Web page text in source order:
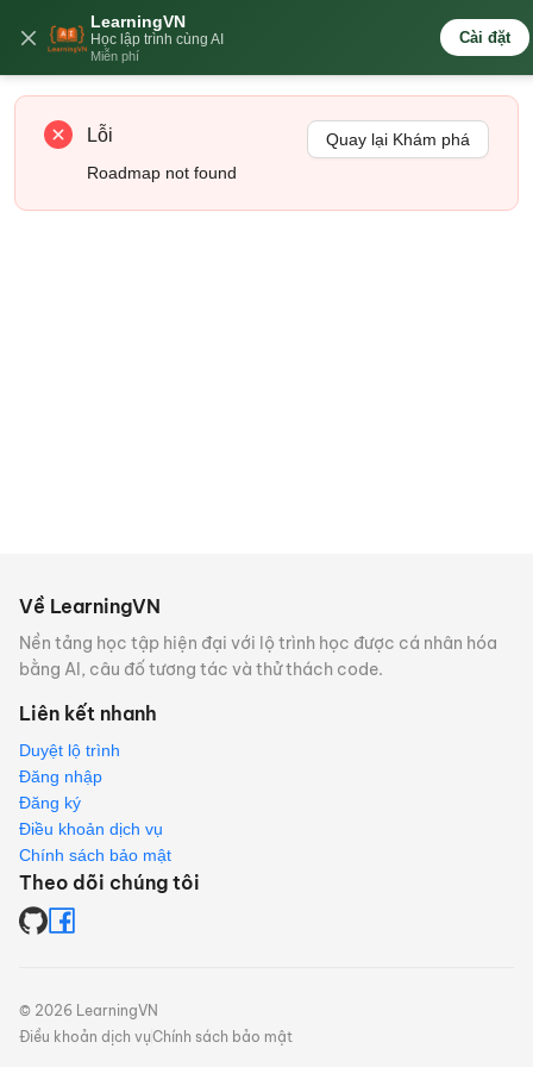
LearningVN
Học lập trình cùng AI
Miễn phí
Cài đặt
🇻🇳
Lỗi
Roadmap not found
Quay lại Khám phá
Về LearningVN
Nền tảng học tập hiện đại với lộ trình học được cá nhân hóa
bằng AI, câu đố tương tác và thử thách code.
Liên kết nhanh
Duyệt lộ trình
Đăng nhập
Đăng ký
Điều khoản dịch vụ
Chính sách bảo mật
Theo dõi chúng tôi
© 2026 LearningVN
Điều khoản dịch vụChính sách bảo mật